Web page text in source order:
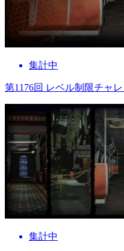
集計中
第1176回 レベル制限チャ
集計中